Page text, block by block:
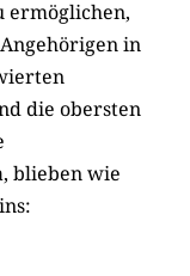
ermöglichen,
in
die obersten
blieben wie